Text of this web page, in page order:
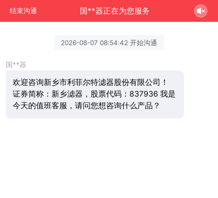
结束沟通 国**器正在为您服务
2026-08-07 08:54:42 开始沟通
国**器
欢迎咨询新乡市利菲尔特滤器股份有限公司！
证券简称：新乡滤器，股票代码：837936 我是
今天的值班客服，请问您想咨询什么产品？